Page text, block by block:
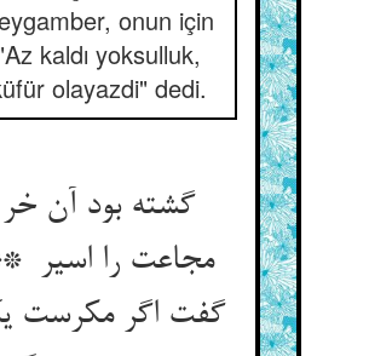
onun için
kaldı yoksulluk,
olayazdi" dedi.
گشته بود آن خر
مجاعت را اسیر
گفت اگر مکرست